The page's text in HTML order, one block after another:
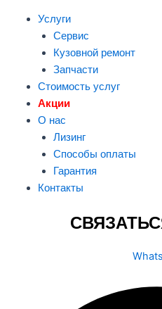
Услуги
Сервис
Кузовной ремонт
Запчасти
Стоимость услуг
Акции
О нас
Лизинг
Способы оплаты
Гарантия
Контакты